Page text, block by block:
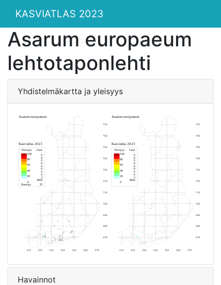
KASVIATLAS 2023
Asarum europaeum
lehtotaponlehti
Yhdistelmäkartta ja yleisyys
Havainnot